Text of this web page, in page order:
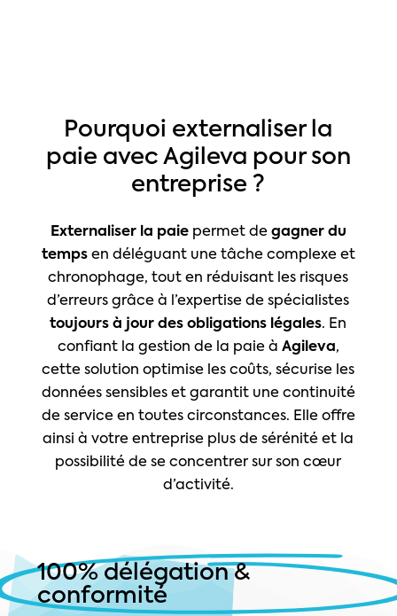
Pourquoi externaliser la
paie avec Agileva pour son
entreprise ?
Externaliser la paiepermet de gagner du
tempsen déléguant une tâche complexe et
chronophage, tout en réduisant les risques
d’erreurs grâce à l’expertise de spécialistes
toujours à jour des obligations légales. En
confiant la gestion de la paie à Agileva,
cette solution optimise les coûts, sécurise les
données sensibles et garantit une continuité
de service en toutes circonstances. Elle offre
ainsi à votre entreprise plus de sérénité et la
possibilité de se concentrer sur son cœur
d’activité.
100% délégation &
conformité